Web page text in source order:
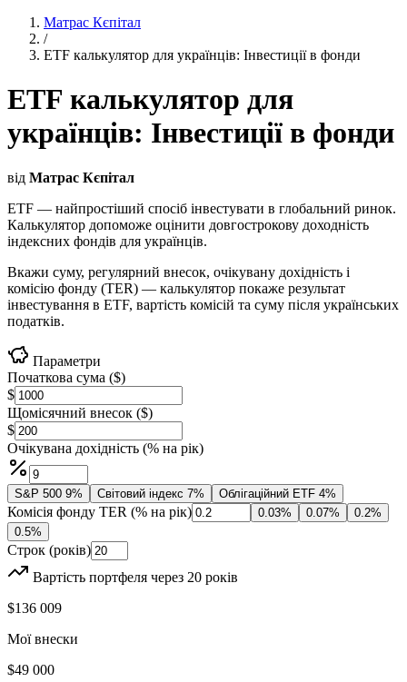
Матрас Кєпітал
/
ETF калькулятор для українців: Інвестиції в фонди
ETF калькулятор для
українців: Інвестиції в фонди
від Матрас Кєпітал
ETF — найпростіший спосіб інвестувати в глобальний ринок.
Калькулятор допоможе оцінити довгострокову доходність
індексних фондів для українців.
Вкажи суму, регулярний внесок, очікувану дохідність і
комісію фонду (TER) — калькулятор покаже результат
інвестування в ETF, вартість комісій та суму після українських
податків.
Параметри
Початкова сума ($)
$
Щомісячний внесок ($)
$
Очікувана дохідність (% на рік)
S&P 500 9% Світовий індекс 7% Облігаційний ETF 4%
Комісія фонду TER (% на рік) 0.03% 0.07% 0.2%
0.5%
Строк (років)
Вартість портфеля через 20 років
$136 009
Мої внески
$49 000